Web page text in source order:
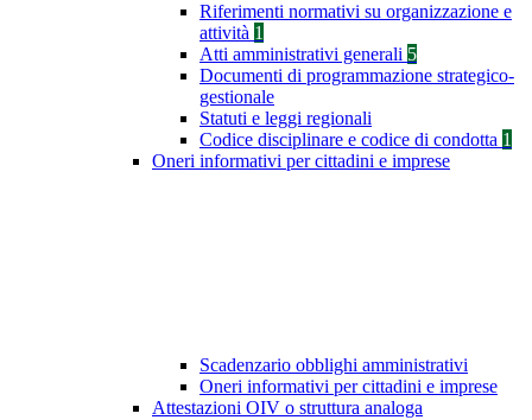
Riferimenti normativi su organizzazione e
attività 1
Atti amministrativi generali 5
Documenti di programmazione strategico-
gestionale
Statuti e leggi regionali
Codice disciplinare e codice di condotta 1
Oneri informativi per cittadini e imprese
Scadenzario obblighi amministrativi
Oneri informativi per cittadini e imprese
Attestazioni OIV o struttura analoga